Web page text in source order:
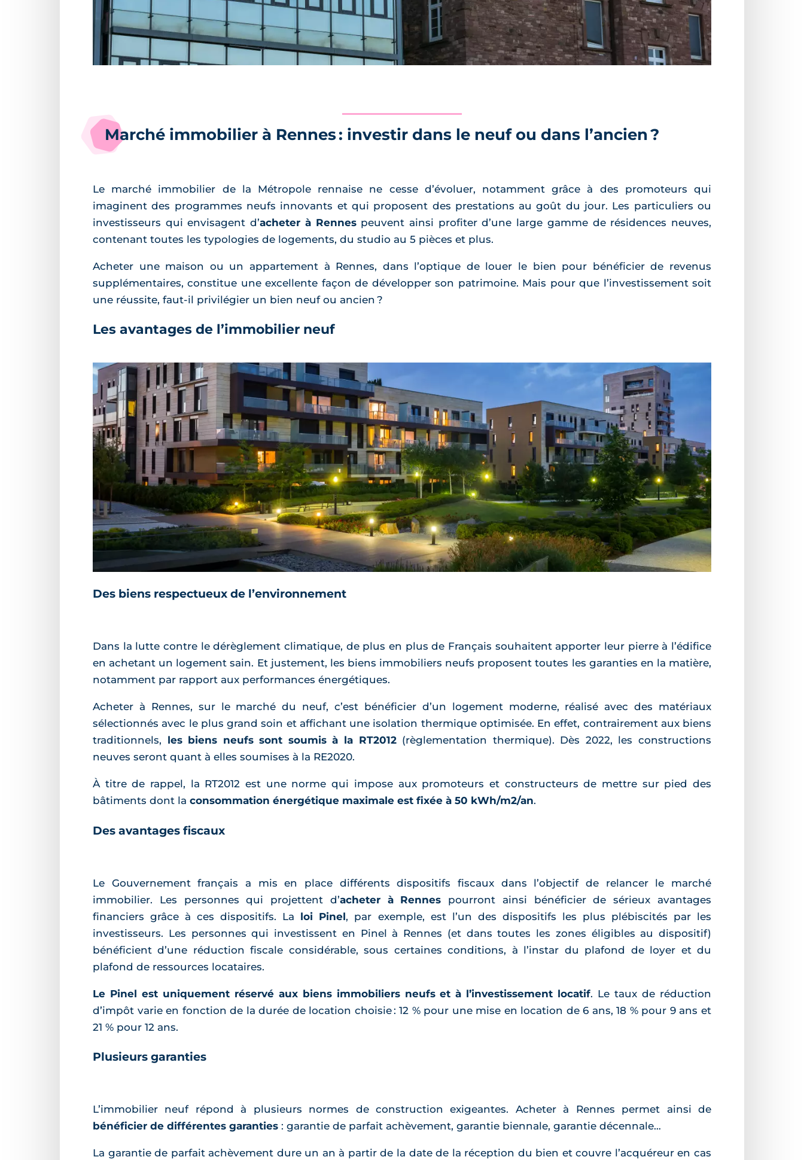
Marché immobilier à Rennes : investir dans le neuf ou dans l’ancien ?
Le marché immobilier de la Métropole rennaise ne cesse d’évoluer, notamment grâce à des promoteurs qui
imaginent des programmes neufs innovants et qui proposent des prestations au goût du jour. Les particuliers ou
investisseurs qui envisagent d’acheter à Rennespeuvent ainsi profiter d’une large gamme de résidences neuves,
contenant toutes les typologies de logements, du studio au 5 pièces et plus.
Acheter une maison ou un appartement à Rennes, dans l’optique de louer le bien pour bénéficier de revenus
supplémentaires, constitue une excellente façon de développer son patrimoine. Mais pour que l’investissement soit
une réussite, faut-il privilégier un bien neuf ou ancien ?
Les avantages de l’immobilier neuf
Des biens respectueux de l’environnement
Dans la lutte contre le dérèglement climatique, de plus en plus de Français souhaitent apporter leur pierre à l’édifice
en achetant un logement sain. Et justement, les biens immobiliers neufs proposent toutes les garanties en la matière,
notamment par rapport aux performances énergétiques.
Acheter à Rennes, sur le marché du neuf, c’est bénéficier d’un logement moderne, réalisé avec des matériaux
sélectionnés avec le plus grand soin et affichant une isolation thermique optimisée. En effet, contrairement aux biens
traditionnels, les biens neufs sont soumis à la RT2012(règlementation thermique). Dès 2022, les constructions
neuves seront quant à elles soumises à la RE2020.
À titre de rappel, la RT2012 est une norme qui impose aux promoteurs et constructeurs de mettre sur pied des
bâtiments dont la consommation énergétique maximale est fixée à 50 kWh/m2/an.
Des avantages fiscaux
Le Gouvernement français a mis en place différents dispositifs fiscaux dans l’objectif de relancer le marché
immobilier. Les personnes qui projettent d’acheter à Rennes pourront ainsi bénéficier de sérieux avantages
financiers grâce à ces dispositifs. La loi Pinel, par exemple, est l’un des dispositifs les plus plébiscités par les
investisseurs. Les personnes qui investissent en Pinel à Rennes (et dans toutes les zones éligibles au dispositif)
bénéficient d’une réduction fiscale considérable, sous certaines conditions, à l’instar du plafond de loyer et du
plafond de ressources locataires.
Le Pinel est uniquement réservé aux biens immobiliers neufs et à l’investissement locatif. Le taux de réduction
d’impôt varie en fonction de la durée de location choisie : 12 % pour une mise en location de 6 ans, 18 % pour 9 ans et
21 % pour 12 ans.
Plusieurs garanties
L’immobilier neuf répond à plusieurs normes de construction exigeantes. Acheter à Rennes permet ainsi de
bénéficier de différentes garanties : garantie de parfait achèvement, garantie biennale, garantie décennale…
La garantie de parfait achèvement dure un an à partir de la date de la réception du bien et couvre l’acquéreur en cas